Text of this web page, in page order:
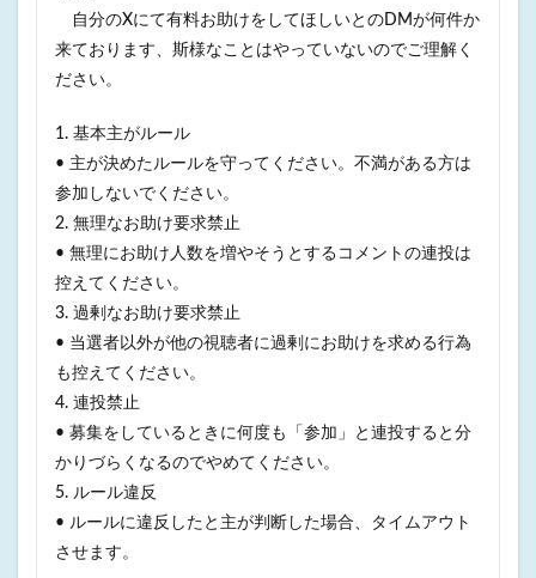
自分のXにて有料お助けをしてほしいとのDMが何件か
来ております、斯様なことはやっていないのでご理解く
ださい。
1. 基本主がルール
• 主が決めたルールを守ってください。不満がある方は
参加しないでください。
2. 無理なお助け要求禁止
• 無理にお助け人数を増やそうとするコメントの連投は
控えてください。
3. 過剰なお助け要求禁止
• 当選者以外が他の視聴者に過剰にお助けを求める行為
も控えてください。
4. 連投禁止
• 募集をしているときに何度も「参加」と連投すると分
かりづらくなるのでやめてください。
5. ルール違反
• ルールに違反したと主が判断した場合、タイムアウト
させます。